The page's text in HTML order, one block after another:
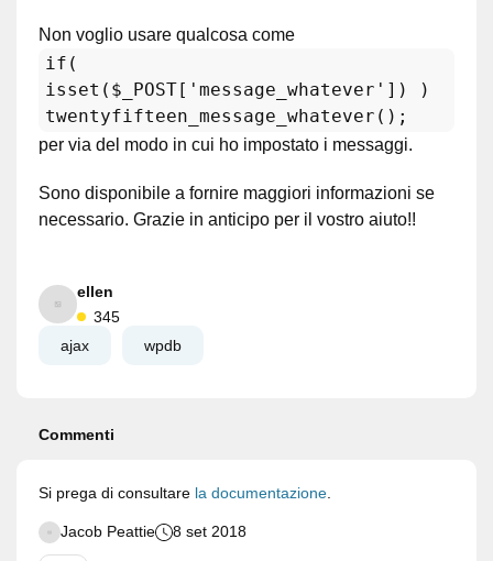
Non voglio usare qualcosa come
if(
isset($_POST['message_whatever']) )
twentyfifteen_message_whatever();
per via del modo in cui ho impostato i messaggi.
Sono disponibile a fornire maggiori informazioni se
necessario. Grazie in anticipo per il vostro aiuto!!
ellen
345
ajax
wpdb
Commenti
Si prega di consultare la documentazione
Jacob Peattie 8 set 2018